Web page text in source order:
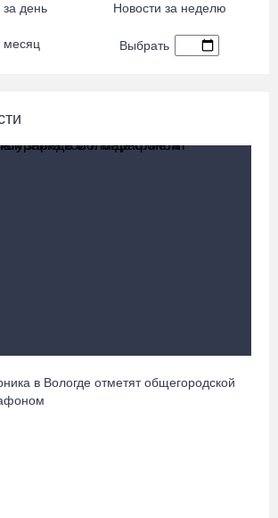
с наркотиками: общая масса изъятого
за день Новости за неделю
месяц Выбрать
в Вологде отметят общегородской